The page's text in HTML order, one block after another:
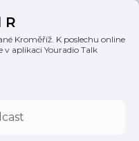
R
Kroměříž. K poslechu online
v aplikaci Youradio Talk